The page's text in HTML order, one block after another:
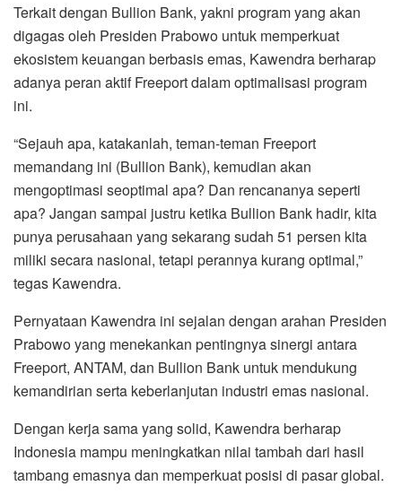
Terkait dengan Bullion Bank, yakni program yang akan
digagas oleh Presiden Prabowo untuk memperkuat
ekosistem keuangan berbasis emas, Kawendra berharap
adanya peran aktif Freeport dalam optimalisasi program
ini.
“Sejauh apa, katakanlah, teman-teman Freeport
memandang ini (Bullion Bank), kemudian akan
mengoptimasi seoptimal apa? Dan rencananya seperti
apa? Jangan sampai justru ketika Bullion Bank hadir, kita
punya perusahaan yang sekarang sudah 51 persen kita
miliki secara nasional, tetapi perannya kurang optimal,”
tegas Kawendra.
Pernyataan Kawendra ini sejalan dengan arahan Presiden
Prabowo yang menekankan pentingnya sinergi antara
Freeport, ANTAM, dan Bullion Bank untuk mendukung
kemandirian serta keberlanjutan industri emas nasional.
Dengan kerja sama yang solid, Kawendra berharap
Indonesia mampu meningkatkan nilai tambah dari hasil
tambang emasnya dan memperkuat posisi di pasar global.